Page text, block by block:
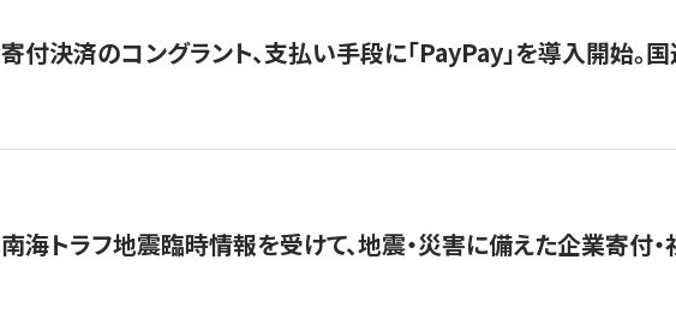
寄付決済のコングラント、支払い手段に「PayPay」を導入開始。
南海トラフ地震臨時情報を受けて、地震・災害に備えた企業寄付